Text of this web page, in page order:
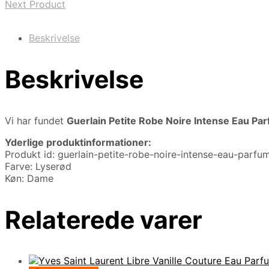
Next Product
Beskrivelse
Beskrivelse
Vi har fundet Guerlain Petite Robe Noire Intense Eau
Yderlige produktinformationer:
Produkt id: guerlain-petite-robe-noire-intense-eau-
Farve: Lyserød
Køn: Dame
Relaterede varer